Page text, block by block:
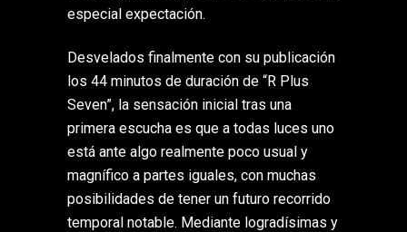
especial expectación.
Desvelados finalmente con su publicación
los 44 minutos de duración de “R Plus
Seven”, la sensación inicial tras una
primera escucha es que a todas luces uno
está ante algo realmente poco usual y
magnífico a partes iguales, con muchas
posibilidades de tener un futuro recorrido
temporal notable. Mediante logradísimas y